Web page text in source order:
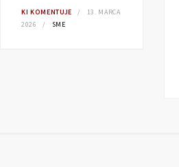
KI KOMENTUJE
13. MARCA
2026
SME